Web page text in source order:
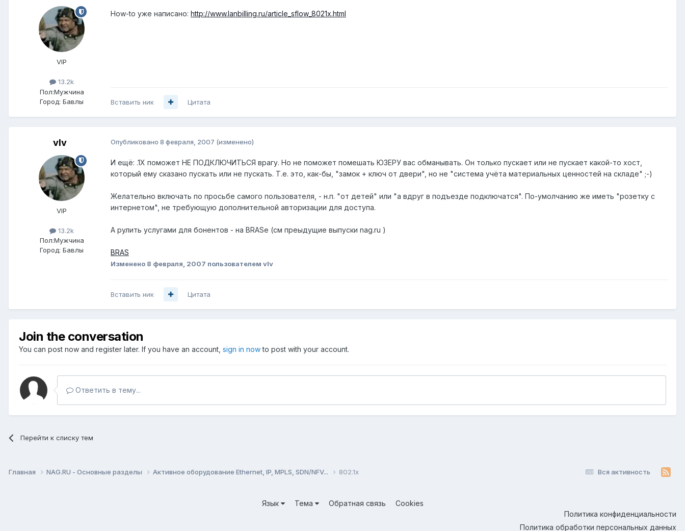
VIP
13.2k
Пол:Мужчина
Город: Бавлы
How-to уже написано: http://www.lanbilling.ru/article_sflow_8021x.html
Вставить ник Цитата
vIv
VIP
13.2k
Пол:Мужчина
Город: Бавлы
Опубликовано 8 февраля, 2007 (изменено)
И ещё: .1X поможет НЕ ПОДКЛЮЧИТЬСЯ врагу. Но не поможет помешать ЮЗЕРУ вас обманывать. Он только пускает или не пускает какой-то хост,
который ему сказано пускать или не пускать. Т.е. это, как-бы, "замок + ключ от двери", но не "система учёта материальных ценностей на складе" ;-)
Желательно включать по просьбе самого пользователя, - н.п. "от детей" или "а вдруг в подъезде подключатся". По-умолчанию же иметь "розетку с
интернетом", не требующую дополнительной авторизации для доступа.
А рулить услугами для бонентов - на BRASe (см преыдущие выпуски nag.ru )
BRAS
Изменено 8 февраля, 2007 пользователем vIv
Вставить ник Цитата
Join the conversation
You can post now and register later. If you have an account, sign in nowto post with your account.
Ответить в тему...
Перейти к списку тем
Вся активность
Главная NAG.RU - Основные разделы Активное оборудование Ethernet, IP, MPLS, SDN/NFV... 802.1x
Язык Тема Обратная связь
Cookies
Политика конфиденциальности
Политика обработки персональных данных